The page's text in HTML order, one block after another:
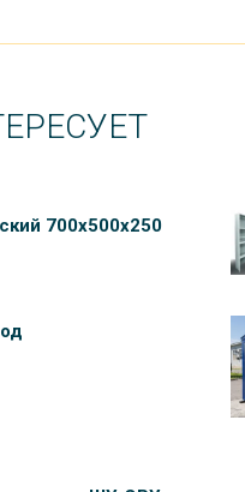
700х500х250